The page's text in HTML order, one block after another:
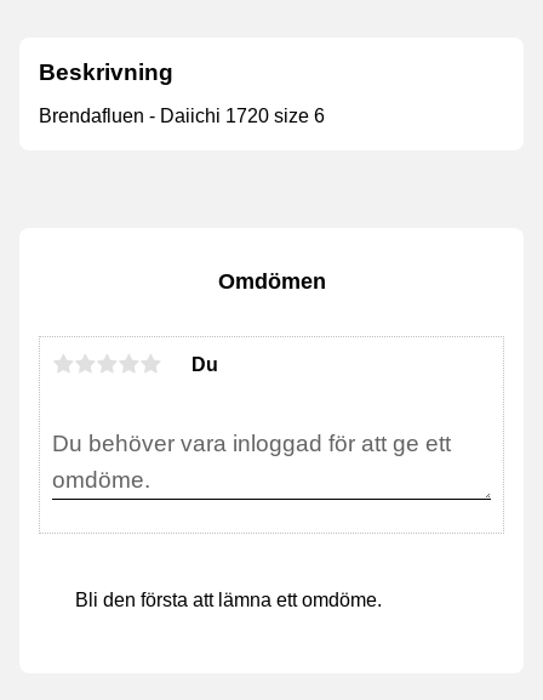
Beskrivning
Brendafluen - Daiichi 1720 size 6
Omdömen
Du
Bli den första att lämna ett omdöme.